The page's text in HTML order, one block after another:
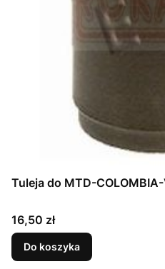
Tuleja do MTD-
Cena
16,50 zł
Do koszyka